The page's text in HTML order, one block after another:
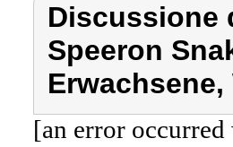
Discussione
Speeron
[an error